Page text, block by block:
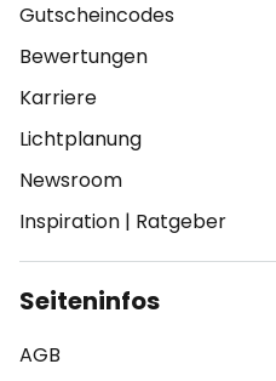
Gutscheincodes
Bewertungen
Karriere
Lichtplanung
Newsroom
Inspiration | Ratgeber
Seiteninfos
AGB